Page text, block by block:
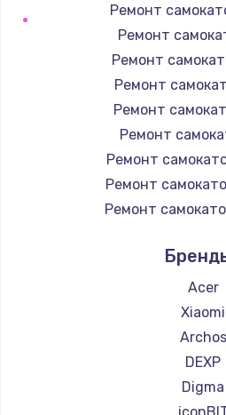
Ремонт
Ремонт
Ремонт
Ремонт
Ремонт
Ремонт
Ремонт
Ремонт
Ремонт
Ремонт
Ремонт
Ремонт
Ремонт
Ремонт
Ремонт
Ремонт
Acer
Xiaomi
Archos
DEXP
Digma